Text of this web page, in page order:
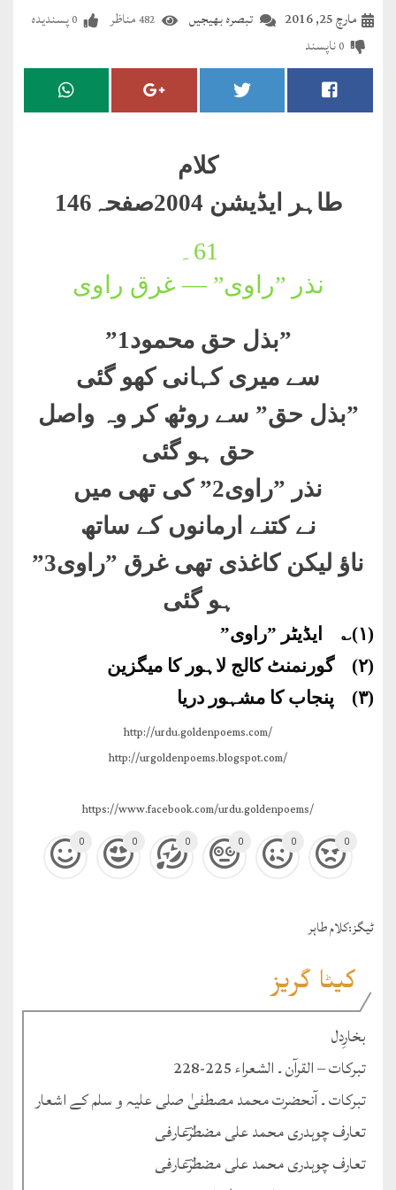
مضطرؔ
دستِ
تبصرہ بھیجیں مارچ 25, 2016 482مناظر 0پسندیدہ
0ناپسند
کلام
طاہر ایڈیشن 2004صفحہ146
61۔
نذر ”راوی” — غرق راوی
”بذل حق محمود1”
سے میری کہانی کھو گئی
”بذل حق” سے روٹھ کر وہ واصل
حق ہو گئی
نذر ”راوی2” کی تھی میں
نے کتنے ارمانوں کے ساتھ
ناؤ لیکن کاغذی تھی غرق ”راوی3”
ہو گئی
(١)؎ ایڈیٹر ”راوی
”
(٢) گورنمنٹ کالج لاہور کا میگزین
(٣) پنجاب کا مشہور دریا
http://urdu.goldenpoems.com/
http://urgoldenpoems.blogspot.com/
https://www.facebook.com/urdu.goldenpoems/
0 0 0 0 0 0
ٹيگز:کلام طاہر
کیٹا گریز
بخارِدل
تبرکات – القرآن ۔ الشعراء 225-228
تبرکات ۔ آنحضرت محمد مصطفیٰ صلی علیہ و سلم کے اشعار
تعارف چوہدری محمد علی مضطرؔعارفی
تعارف چوہدری محمد علی مضطرؔعارفی